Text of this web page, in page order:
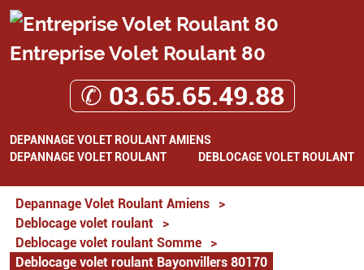
Entreprise Volet Roulant 80
✆ 03.65.65.49.88
DEPANNAGE VOLET ROULANT AMIENS
DEPANNAGE VOLET ROULANT
DEBLOCAGE VOLET ROULANT
Depannage Volet Roulant Amiens
>
Deblocage volet roulant
>
Deblocage volet roulant Somme
>
Deblocage volet roulant Bayonvillers 80170